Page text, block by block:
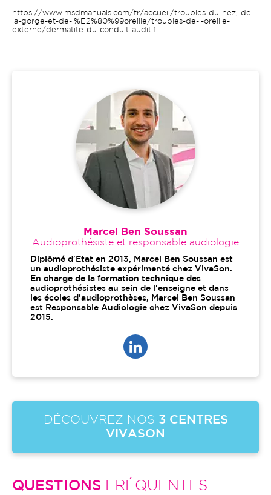
https://www.msdmanuals.com/fr/accueil/troubles-du-nez,-de-
la-gorge-et-de-l%E2%80%99oreille/troubles-de-l-oreille-
externe/dermatite-du-conduit-auditif
Marcel Ben Soussan
Audioprothésiste et responsable audiologie
Diplômé d'Etat en 2013, Marcel Ben Soussan est
un audioprothésiste expérimenté chez VivaSon.
En charge de la formation technique des
audioprothésistes au sein de l'enseigne et dans
les écoles d'audioprothèses, Marcel Ben Soussan
est Responsable Audiologie chez VivaSon depuis
2015.
DÉCOUVREZ NOS 3 CENTRES
VIVASON
QUESTIONS FRÉQUENTES